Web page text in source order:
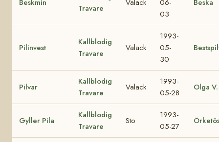
Beskmin
Travare
Valack
06-
03
Beska
Pilinvest
Kallblodig
Travare
Valack
1993-
05-
30
Pilvar
Kallblodig
Travare
Valack
1993-
05-28
Olga V.
Gyller Pila
Kallblodig
Travare
Sto
1993-
05-27